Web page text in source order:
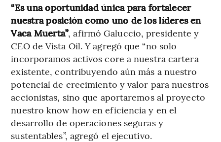
“Es una oportunidad única para fortalecer
nuestra posición como uno de los líderes en
Vaca Muerta”, afirmó Galuccio, presidente y
CEO de Vista Oil. Y agregó que “no solo
incorporamos activos core a nuestra cartera
existente, contribuyendo aún más a nuestro
potencial de crecimiento y valor para nuestros
accionistas, sino que aportaremos al proyecto
nuestro know how en eficiencia y en el
desarrollo de operaciones seguras y
sustentables”, agregó el ejecutivo.